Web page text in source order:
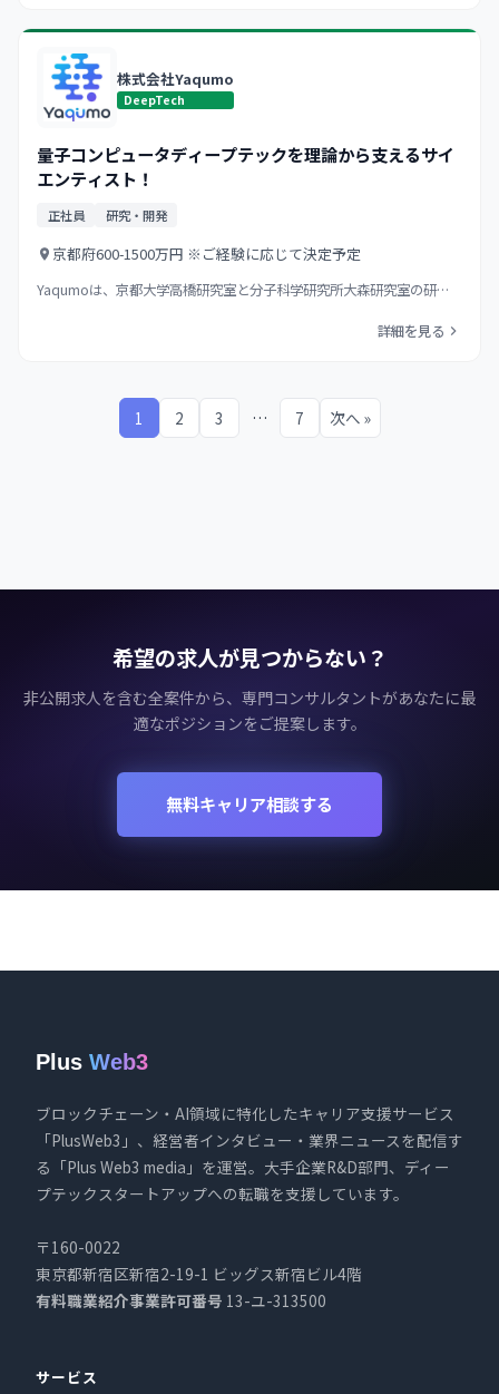
株式会社Yaqumo
DeepTech
量子コンピュータディープテックを理論から支えるサイ
エンティスト！
正社員 研究・開発
京都府600-1500万円 ※ご経験に応じて決定予定
Yaqumoは、京都大学高橋研究室と分子科学研究所大森研究室の研…
詳細を見る
1 2 3 … 7 次へ »
希望の求人が見つからない？
非公開求人を含む全案件から、専門コンサルタントがあなたに最
適なポジションをご提案します。
無料キャリア相談する
Plus Web3
ブロックチェーン・AI領域に特化したキャリア支援サービス
「PlusWeb3」、経営者インタビュー・業界ニュースを配信す
る「Plus Web3 media」を運営。大手企業R&D部門、ディー
プテックスタートアップへの転職を支援しています。
〒160-0022
東京都新宿区新宿2-19-1 ビッグス新宿ビル4階
有料職業紹介事業許可番号 13-ユ-313500
サービス